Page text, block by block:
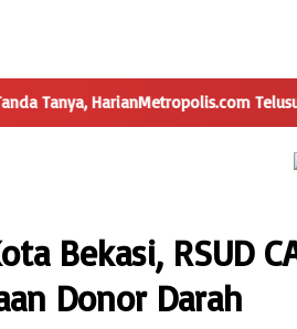
Telusuri Dana Desa
Bekasi, RSUD
Donor Darah